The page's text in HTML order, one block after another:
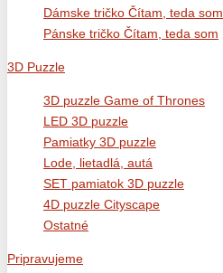
Dámske tričko Čítam, teda som
Pánske tričko Čítam, teda som
3D Puzzle
3D puzzle Game of Thrones
LED 3D puzzle
Pamiatky 3D puzzle
Lode, lietadlá, autá
SET pamiatok 3D puzzle
4D puzzle Cityscape
Ostatné
Pripravujeme